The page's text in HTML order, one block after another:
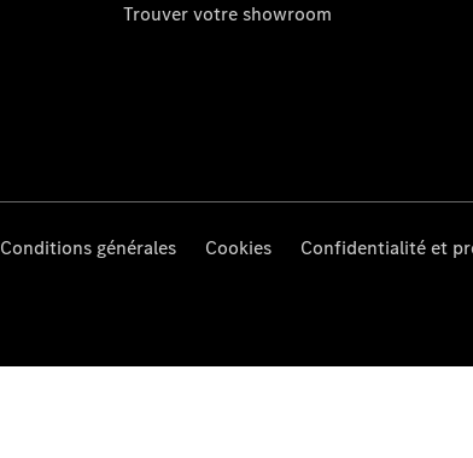
Trouver votre showroom
Conditions générales Cookies Confidentialité et